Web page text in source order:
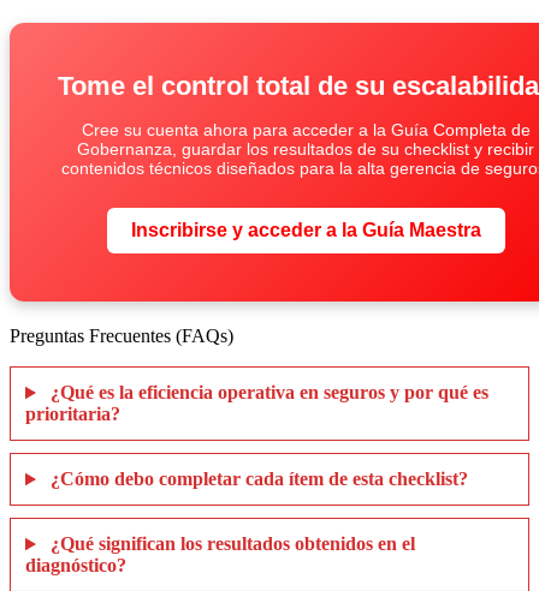
Tome el control total de su
Cree su cuenta ahora para acceder a la Guía Completa de
Gobernanza, guardar los resultados de su checklist y recibir
contenidos técnicos diseñados para la alta gerencia de
Inscribirse y acceder a la Guía Maestra
Preguntas Frecuentes (FAQs)
¿Qué es la eficiencia operativa en seguros y por qué es
prioritaria?
¿Cómo debo completar cada ítem de esta checklist?
¿Qué significan los resultados obtenidos en el
diagnóstico?